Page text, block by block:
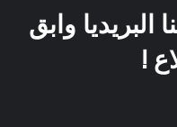
وابق
!